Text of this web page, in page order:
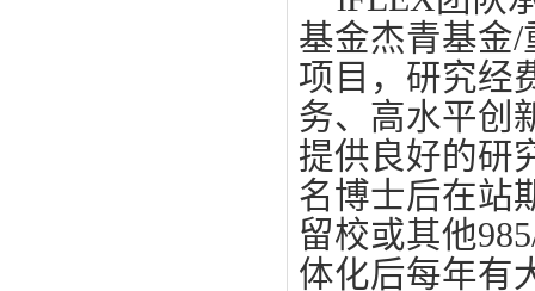
基金杰青基金/
项目，研究经
务、高水平创
提供良好的研
名博士后在站
留校或其他9
体化后每年有